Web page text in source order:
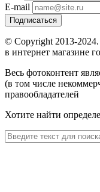
E-mail
Подписаться
© Copyright 2013-
в интернет магазине
Весь фотоконтент
(в том числе
правообладателей
Хотите найти